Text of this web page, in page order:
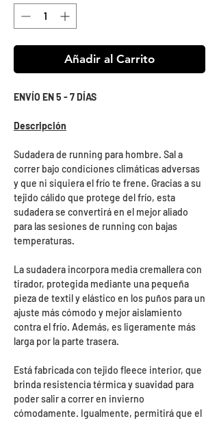
Añadir al Carrito
ENVÍO EN 5 - 7 DÍAS
Descripción
Sudadera de running para hombre. Sal a
correr bajo condiciones climáticas adversas
y que ni siquiera el frío te frene. Gracias a su
tejido cálido que protege del frío, esta
sudadera se convertirá en el mejor aliado
para las sesiones de running con bajas
temperaturas.
La sudadera incorpora media cremallera con
tirador, protegida mediante una pequeña
pieza de textil y elástico en los puños para un
ajuste más cómodo y mejor aislamiento
contra el frío. Además, es ligeramente más
larga por la parte trasera.
Está fabricada con tejido fleece interior, que
brinda resistencia térmica y suavidad para
poder salir a correr en invierno
cómodamente. Igualmente, permitirá que el